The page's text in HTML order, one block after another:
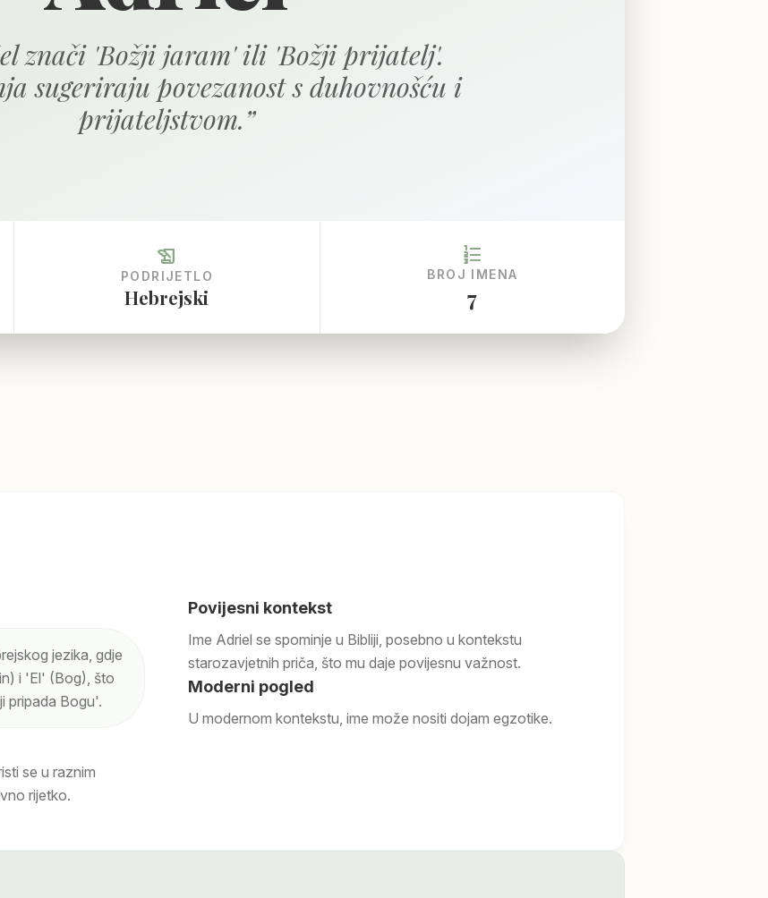
znači 'Božji jaram' ili 'Božji prijatelj'.
sugeriraju povezanost s duhovnošću i
prijateljstvom.”
history_edu
PODRIJETLO
Hebrejski
format_list_numbered
BROJ IMENA
7
jezika, gdje
i 'El' (Bog), što
pripada Bogu'.
se u raznim
rijetko.
Povijesni kontekst
Ime Adriel se spominje u Bibliji, posebno u kontekstu
starozavjetnih priča, što mu daje povijesnu važnost.
Moderni pogled
U modernom kontekstu, ime može nositi dojam egzotike.